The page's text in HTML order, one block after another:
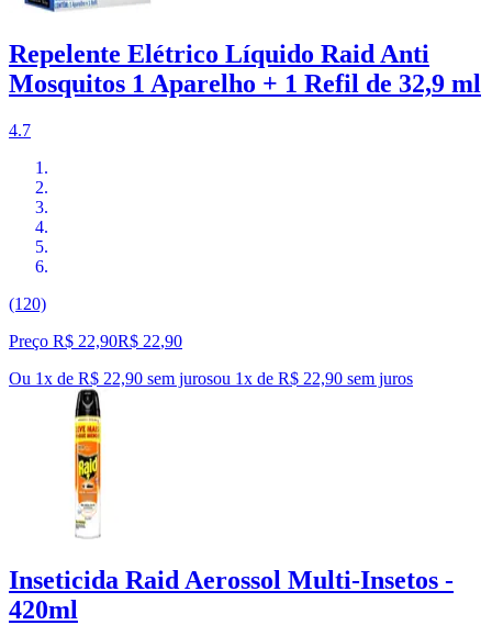
Repelente Elétrico Líquido Raid Anti
Mosquitos 1 Aparelho + 1 Refil de 32,9 ml
4.7
(120)
Preço R$ 22,90R$ 22,90
Ou 1x de R$ 22,90 sem jurosou 1x de R$ 22,90 sem juros
Inseticida Raid Aerossol Multi-Insetos -
420ml